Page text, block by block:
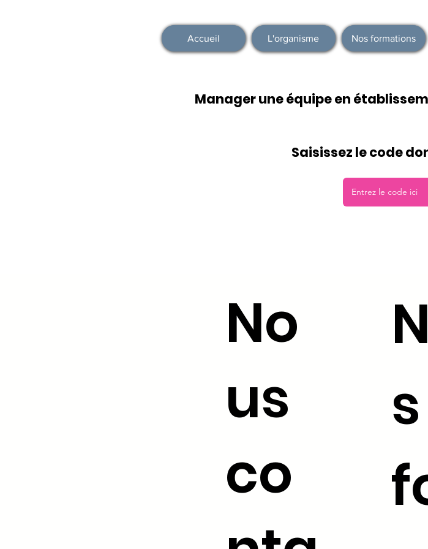
Accueil L'organisme Nos formations
Saisissez le code
Manager une équipe en
No
us
co
s